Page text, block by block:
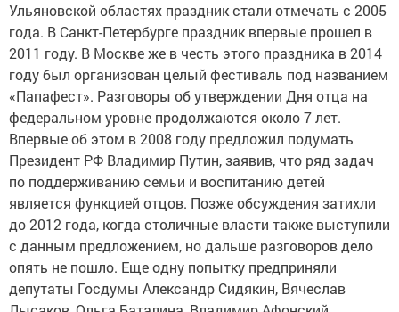
Ульяновской областях праздник стали отмечать с 2005
года. В Санкт-Петербурге праздник впервые прошел в
2011 году. В Москве же в честь этого праздника в 2014
году был организован целый фестиваль под названием
«Папафест». Разговоры об утверждении Дня отца на
федеральном уровне продолжаются около 7 лет.
Впервые об этом в 2008 году предложил подумать
Президент РФ Владимир Путин, заявив, что ряд задач
по поддерживанию семьи и воспитанию детей
является функцией отцов. Позже обсуждения затихли
до 2012 года, когда столичные власти также выступили
с данным предложением, но дальше разговоров дело
опять не пошло. Еще одну попытку предприняли
депутаты Госдумы Александр Сидякин, Вячеслав